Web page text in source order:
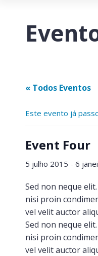
« Todos Eventos
Este evento já
Event Four
5 julho 2015 - 6
Sed non neque
nisi proin
vel velit auctor
Sed non neque
nisi proin
vel velit auctor